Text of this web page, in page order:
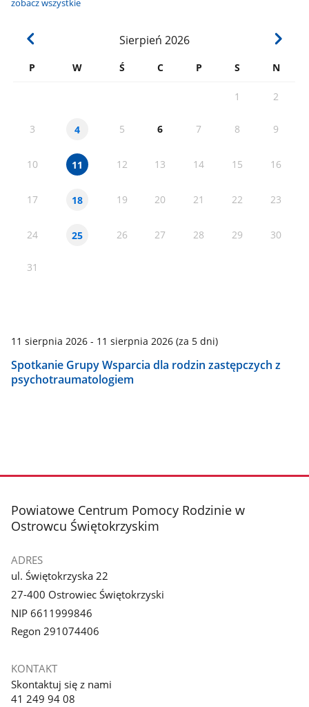
zobacz wszystkie
Sierpień 2026
P W Ś C P S N
1 2
3 4 5 6 7 8 9
10 11 12 13 14 15 16
17 18 19 20 21 22 23
24 25 26 27 28 29 30
31
11 sierpnia 2026 - 11 sierpnia 2026(za 5 dni)
Spotkanie Grupy Wsparcia dla rodzin zastępczych z
psychotraumatologiem
stopka
Powiatowe Centrum Pomocy Rodzinie w
Ostrowcu Świętokrzyskim
ADRES
ul. Świętokrzyska 22
27-400 Ostrowiec Świętokrzyski
NIP 6611999846
Regon 291074406
KONTAKT
Skontaktuj się z nami
41 249 94 08